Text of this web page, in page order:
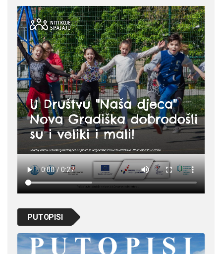
PUTOPISI